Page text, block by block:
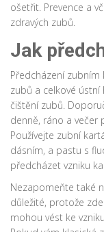
ošetřit. Prevence a
zdravých zubů.
Jak
Předcházení
zubů a celkové ústní
čištění zubů.
denně, ráno a
Používejte zubní
dásním, a pastu s
předcházet vzniku
Nezapomeňte také
důležité, protože
mohou vést ke